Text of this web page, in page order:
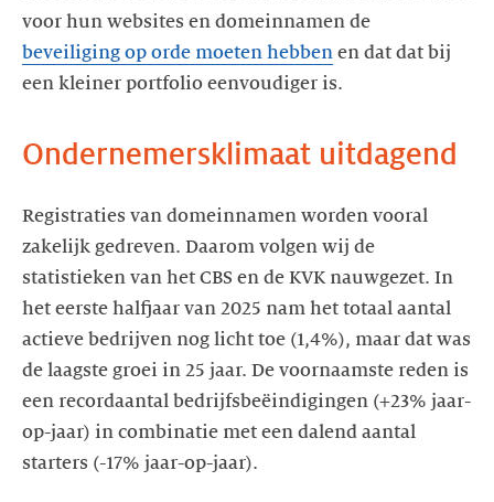
voor hun websites en domeinnamen de
beveiliging op orde moeten hebben en dat dat bij
een kleiner portfolio eenvoudiger is.
Ondernemersklimaat uitdagend
Registraties van domeinnamen worden vooral
zakelijk gedreven. Daarom volgen wij de
statistieken van het CBS en de KVK nauwgezet. In
het eerste halfjaar van 2025 nam het totaal aantal
actieve bedrijven nog licht toe (1,4%), maar dat was
de laagste groei in 25 jaar. De voornaamste reden is
een recordaantal bedrijfsbeëindigingen (+23% jaar-
op-jaar) in combinatie met een dalend aantal
starters (-17% jaar-op-jaar).